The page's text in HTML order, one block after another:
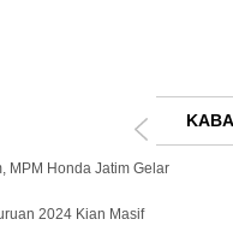
MPM Honda Jatim Gelar
2024 Kian Masif